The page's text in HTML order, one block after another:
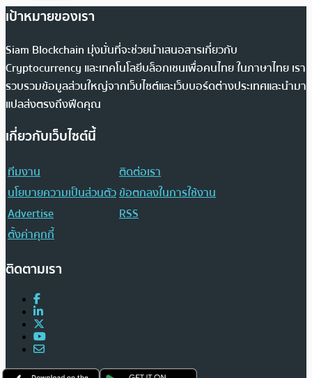
เป้าหมายของเรา
Siam Blockchain มุ่งมั่นที่จะช่วยนำเสนอสารเกี่ยวกับ
Cryptocurrency และเทคโนโลยีบล็อกเชนเพื่อคนไทย ในภาษาไทย เรา
รวบรวมข้อมูลส่วนใหญ่จากเว็บไซต์และเว็บบอร์ดต่างประเทศและนำมา
แปลส่งตรงถึงฟีดคุณ
เกี่ยวกับเว็บไซต์นี้
ทีมงาน
ติดต่อเรา
นโยบายความเป็นส่วนตัวข้อตกลงในการใช้งาน
Advertise
RSS
ตั้งค่าคุกกี้
ติดตามเรา